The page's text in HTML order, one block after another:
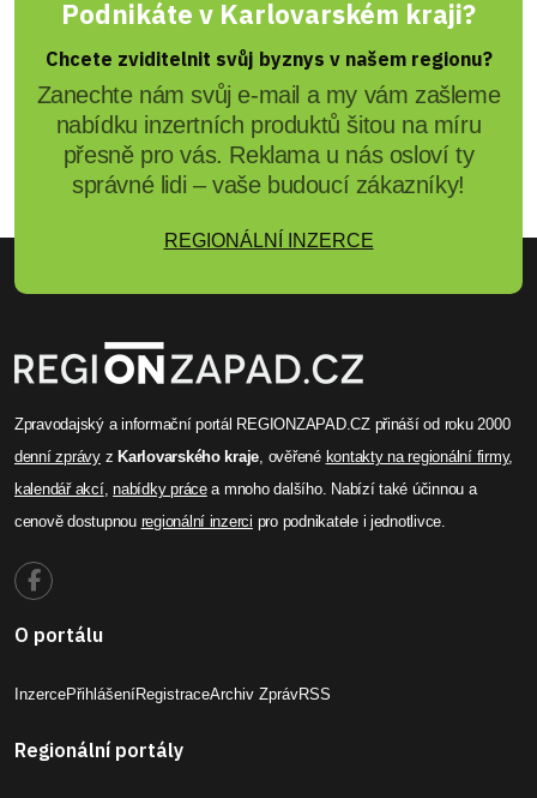
Podnikáte v Karlovarském kraji?
Chcete zviditelnit svůj byznys v našem regionu?
Zanechte nám svůj e-mail a my vám zašleme
nabídku inzertních produktů šitou na míru
přesně pro vás. Reklama u nás osloví ty
správné lidi – vaše budoucí zákazníky!
REGIONÁLNÍ INZERCE
Zpravodajský a informační portál REGIONZAPAD.CZ přináší od roku 2000
denní zprávyzKarlovarského kraje , ověřené kontakty na regionální firmy,
kalendář akcí,nabídky prácea mnoho dalšího. Nabízí také účinnou a
cenově dostupnou regionální inzerci pro podnikatele i jednotlivce.
O portálu
InzercePřihlášeníRegistraceArchiv ZprávRSS
Regionální portály